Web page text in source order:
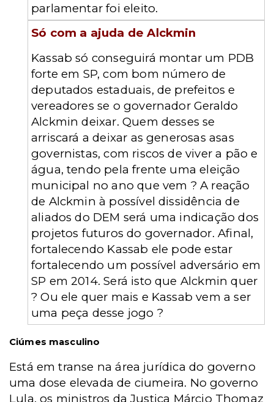
parlamentar foi eleito.
Só com a ajuda de Alckmin
Kassab só conseguirá montar um PDB
forte em SP, com bom número de
deputados estaduais, de prefeitos e
vereadores se o governador Geraldo
Alckmin deixar. Quem desses se
arriscará a deixar as generosas asas
governistas, com riscos de viver a pão e
água, tendo pela frente uma eleição
municipal no ano que vem ? A reação
de Alckmin à possível dissidência de
aliados do DEM será uma indicação dos
projetos futuros do governador. Afinal,
fortalecendo Kassab ele pode estar
fortalecendo um possível adversário em
SP em 2014. Será isto que Alckmin quer
? Ou ele quer mais e Kassab vem a ser
uma peça desse jogo ?
Ciúmes masculino
Está em transe na área jurídica do governo
uma dose elevada de ciumeira. No governo
Lula, os ministros da Justiça Márcio Thomaz